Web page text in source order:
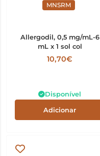
MNSRM
Allergodil, 0,5 mg/mL-6
mL x 1 sol col
10,70€
Disponível
Adicionar